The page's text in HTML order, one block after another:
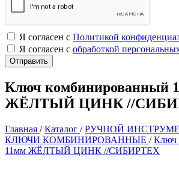
Я согласен с Политикой
Я согласен с обработкой
Ключ комбинированный
ЖЁЛТЫЙ ЦИНК //
Главная /Каталог /РУЧНОЙ
КЛЮЧИ КОМБИНИРОВАННЫЕ /Ключ
11мм ЖЁЛТЫЙ ЦИНК //СИБИРТЕХ